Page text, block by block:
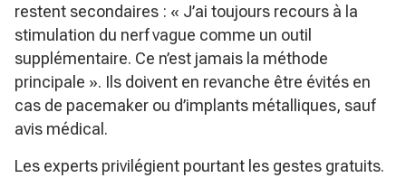
restent secondaires : « J’ai toujours recours à la
stimulation du nerf vague comme un outil
supplémentaire. Ce n’est jamais la méthode
principale ». Ils doivent en revanche être évités en
cas de pacemaker ou d’implants métalliques, sauf
avis médical.
Les experts privilégient pourtant les gestes gratuits.